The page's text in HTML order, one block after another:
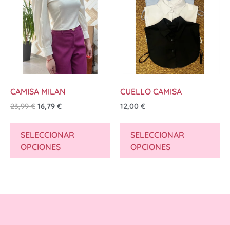
CAMISA MILAN
23,99€ 16,79 €
SELECCIONAR
OPCIONES
CUELLO CAMISA
12,00 €
SELECCIONAR
OPCIONES